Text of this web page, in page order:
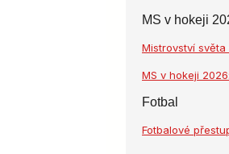
MS v hokeji
Mistrovství
MS v hokeji
Fotbal
Fotbalové